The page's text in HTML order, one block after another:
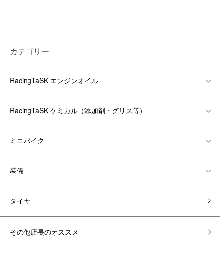
カテゴリー
RacingTaSK エンジンオイル
RacingTaSK ケミカル（添加剤・グリス等）
ミニバイク
装備
タイヤ
その他店長のオススメ